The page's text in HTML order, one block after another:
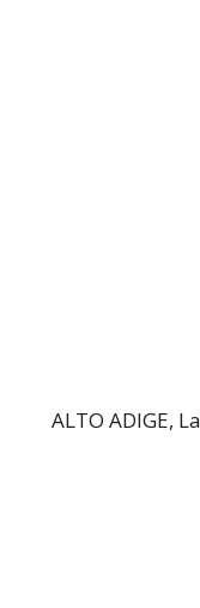
ALTO ADIGE,